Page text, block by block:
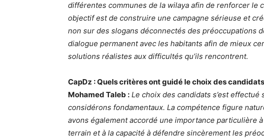
différentes communes de la wilaya afin de renforcer le
objectif est de construire une campagne sérieuse et
non sur des slogans déconnectés des préoccupations
dialogue permanent avec les habitants afin de mieux
solutions réalistes aux difficultés qu’ils rencontrent.
CapDz : Quels critères ont guidé le choix des
Mohamed Taleb : Le choix des candidats s’est
considérons fondamentaux. La compétence figure
avons également accordé une importance particulière
terrain et à la capacité à défendre sincèrement les